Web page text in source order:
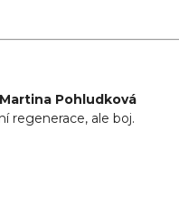
Pohludková
regenerace, ale boj.